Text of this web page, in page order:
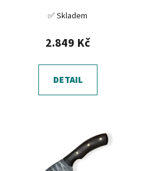
✅ Skladem
2.849 Kč
DETAIL